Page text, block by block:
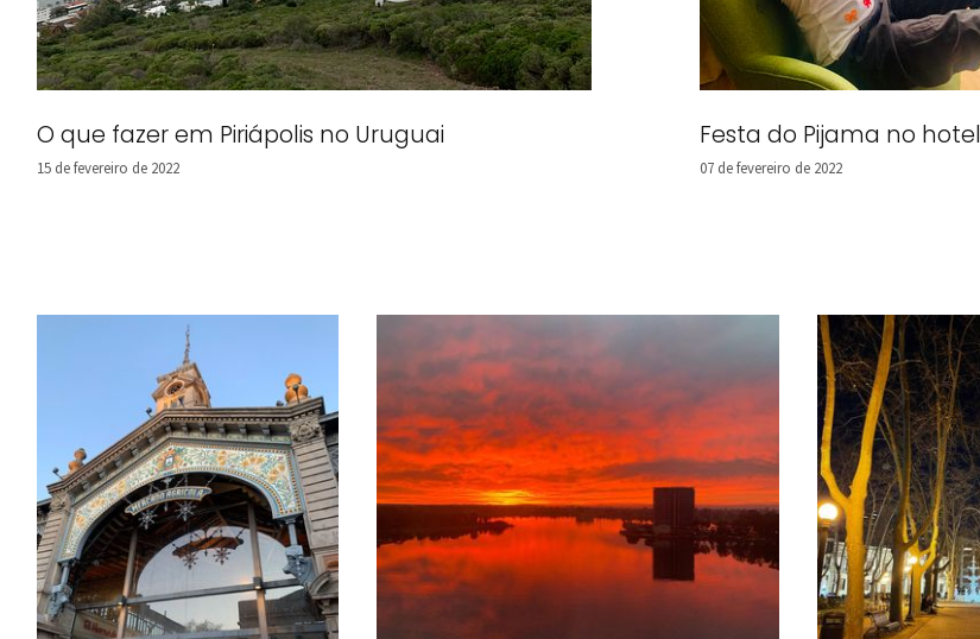
O que fazer em Piriápolis no Uruguai
15 de fevereiro de 2022
Festa do Pijama no hotel
07 de fevereiro de 2022